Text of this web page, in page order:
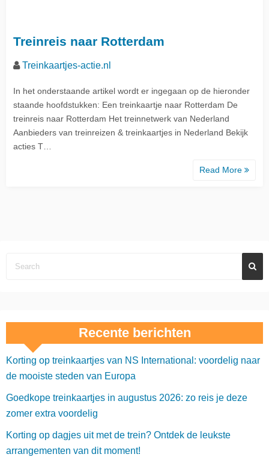
Treinreis naar Rotterdam
Treinkaartjes-actie.nl
In het onderstaande artikel wordt er ingegaan op de hieronder
staande hoofdstukken: Een treinkaartje naar Rotterdam De
treinreis naar Rotterdam Het treinnetwerk van Nederland
Aanbieders van treinreizen & treinkaartjes in Nederland Bekijk
acties T…
Read More
Recente berichten
Korting op treinkaartjes van NS International: voordelig naar
de mooiste steden van Europa
Goedkope treinkaartjes in augustus 2026: zo reis je deze
zomer extra voordelig
Korting op dagjes uit met de trein? Ontdek de leukste
arrangementen van dit moment!